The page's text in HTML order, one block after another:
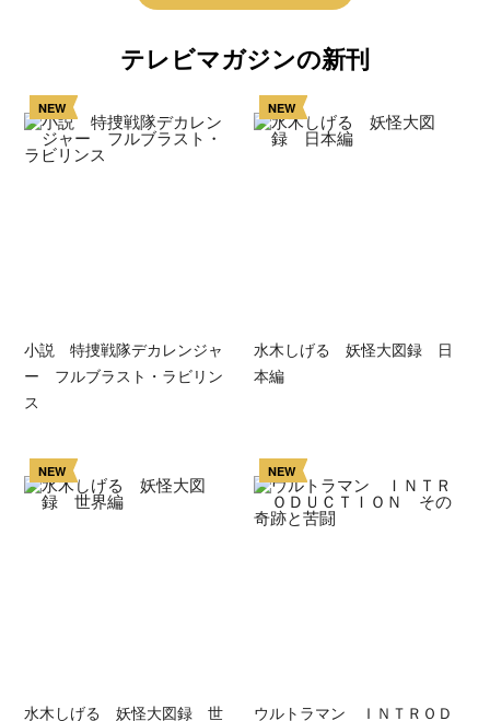
テレビマガジンの新刊
NEW
小説 特捜戦隊デカレンジャ
ー フルブラスト・ラビリン
ス
NEW
水木しげる 妖怪大図録 日
本編
NEW
水木しげる 妖怪大図録 世
NEW
ウルトラマン ＩＮＴＲＯＤ